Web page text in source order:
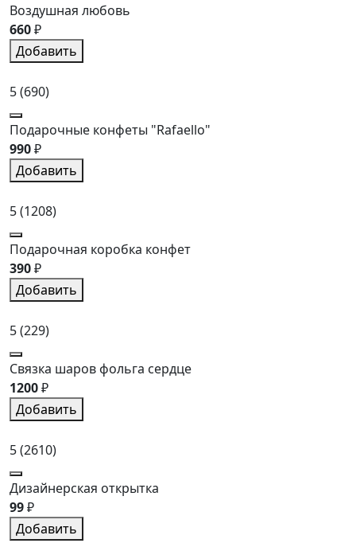
Воздушная любовь
660₽
Добавить
5(690)
Подарочные конфеты "Rafaello"
990₽
Добавить
5(1208)
Подарочная коробка конфет
390₽
Добавить
5(229)
Связка шаров фольга сердце
1200₽
Добавить
5(2610)
Дизайнерская открытка
99₽
Добавить